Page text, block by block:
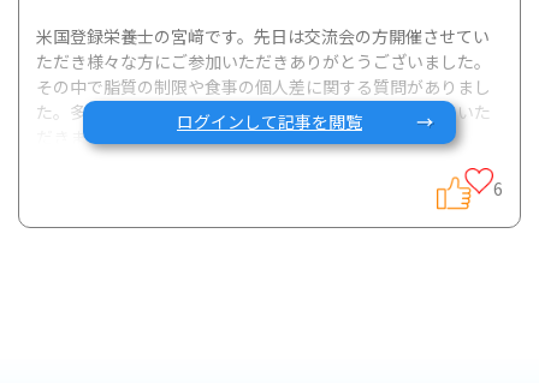
米国登録栄養士の宮﨑です。先日は交流会の方開催させてい
ただき様々な方にご参加いただきありがとうございました。
その中で脂質の制限や食事の個人差に関する質問がありまし
た。多くの方も気になる点かと思いますので共有させていた
だきます。
ログインして記事を閲覧
6